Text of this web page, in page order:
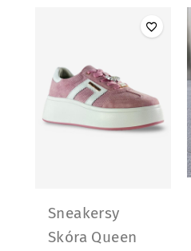
Sneakersy
Skóra Queen